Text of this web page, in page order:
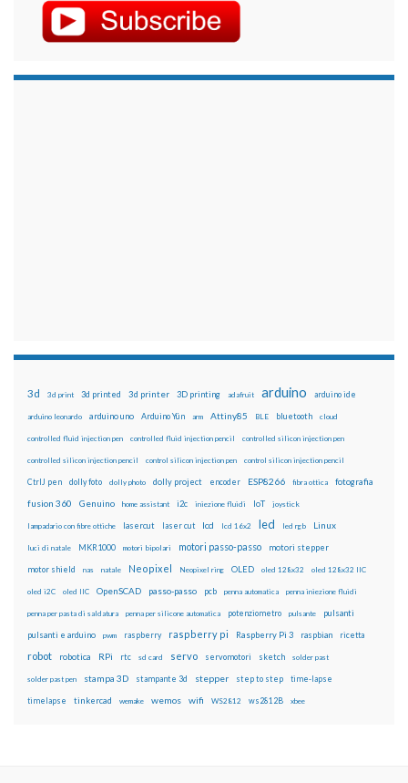
3d 3d print 3d printed 3d printer 3D printing adafruit arduino arduino ide
arduino leonardo arduino uno Arduino Yún arm Attiny85 BLE bluetooth cloud
controlled fluid injection pen controlled fluid injection pencil controlled silicon injection pen
controlled silicon injection pencil control silicon injection pen control silicon injection pencil
CtrlJ pen dolly foto dolly photo dolly project encoder ESP8266 fibra ottica fotografia
fusion 360 Genuino home assistant i2c iniezione fluidi IoT joystick
lampadario con fibre ottiche lasercut laser cut lcd lcd 16x2 led led rgb Linux
luci di natale MKR1000 motori bipolari motori passo-passo motori stepper
motor shield nas natale Neopixel Neopixel ring OLED oled 128x32 oled 128x32 IIC
oled i2C oled IIC OpenSCAD passo-passo pcb penna automatica penna iniezione fluidi
penna per pasta di saldatura penna per silicone automatica potenziometro pulsante pulsanti
pulsanti e arduino pwm raspberry raspberry pi Raspberry Pi 3 raspbian ricetta
robot robotica RPi rtc sd card servo servomotori sketch solder past
solder past pen stampa 3D stampante 3d stepper step to step time-lapse
timelapse tinkercad wemake wemos wifi WS2812 ws2812B xbee